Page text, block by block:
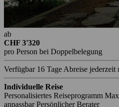
ab
CHF 3'320
pro Person bei Doppelbelegung
Verfügbar 16 Tage Abreise jederzeit
Individuelle Reise
Personalisiertes Reiseprogramm
anpassbar Persönlicher Berater